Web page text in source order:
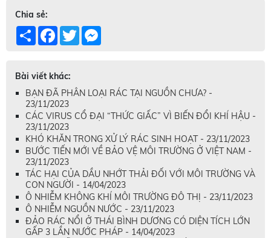
Chia sẻ:
Share Facebook
Twitter
Bài viết khác:
BẠN ĐÃ PHÂN LOẠI RÁC TẠI NGUỒN CHƯA? -
23/11/2023
CÁC VIRUS CỔ ĐẠI “THỨC GIẤC” VÌ BIẾN ĐỔI KHÍ HẬU -
23/11/2023
KHÓ KHĂN TRONG XỬ LÝ RÁC SINH HOẠT - 23/11/2023
BƯỚC TIẾN MỚI VỀ BẢO VỆ MÔI TRƯỜNG Ở VIỆT NAM -
23/11/2023
TÁC HẠI CỦA DẦU NHỚT THẢI ĐỐI VỚI MÔI TRƯỜNG VÀ
CON NGƯỜI - 14/04/2023
Ô NHIỄM KHÔNG KHÍ MÔI TRƯỜNG ĐÔ THỊ - 23/11/2023
Ô NHIỄM NGUỒN NƯỚC - 23/11/2023
ĐẢO RÁC NỔI Ở THÁI BÌNH DƯƠNG CÓ DIỆN TÍCH LỚN
GẤP 3 LẦN NƯỚC PHÁP - 14/04/2023